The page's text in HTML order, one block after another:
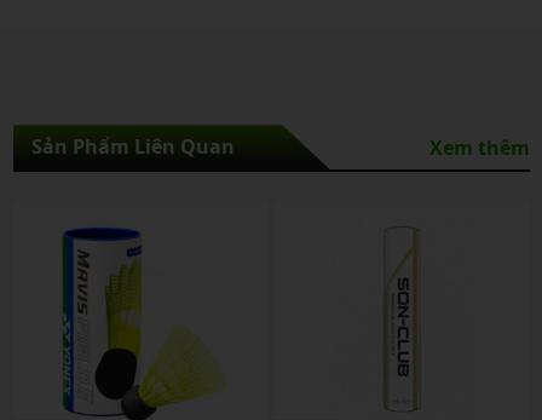
Sản Phẩm Liên Quan Xem thêm